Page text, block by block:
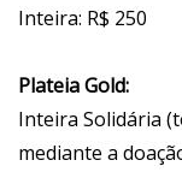
Inteira: R$ 250
Plateia Gold:
Inteira Solidária
mediante a